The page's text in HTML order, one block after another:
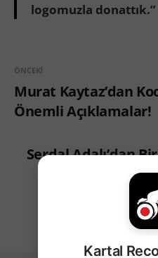
logomuzla donattık.”
ÖNCEKI
Murat Kaytaz’dan
Önemli Açıklamalar!
Serdal Adalı’dan
Kartal